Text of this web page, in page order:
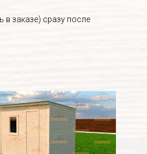
заказе) сразу после